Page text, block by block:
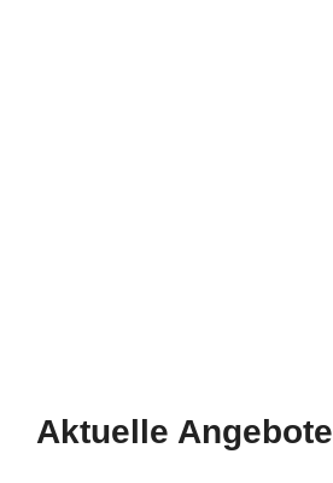
Aktuelle Angebote